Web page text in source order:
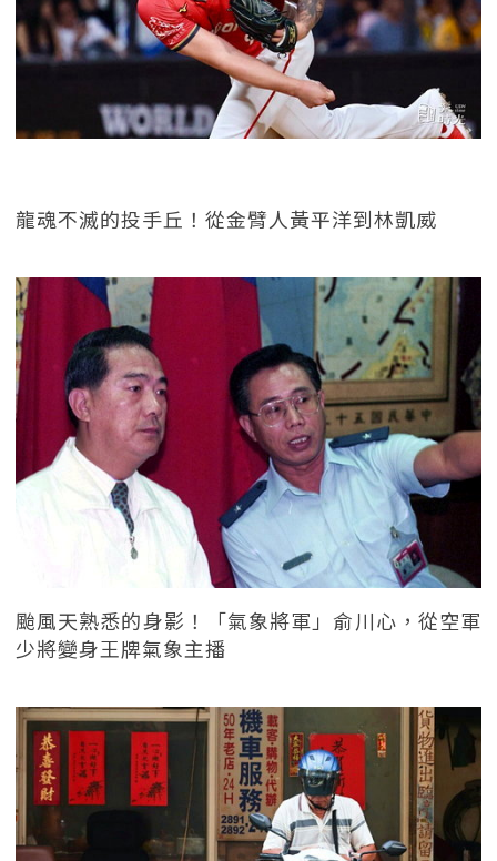
龍魂不滅的投手丘！從金臂人黃平洋到林凱威
颱風天熟悉的身影！「氣象將軍」俞川心，從空軍
少將變身王牌氣象主播